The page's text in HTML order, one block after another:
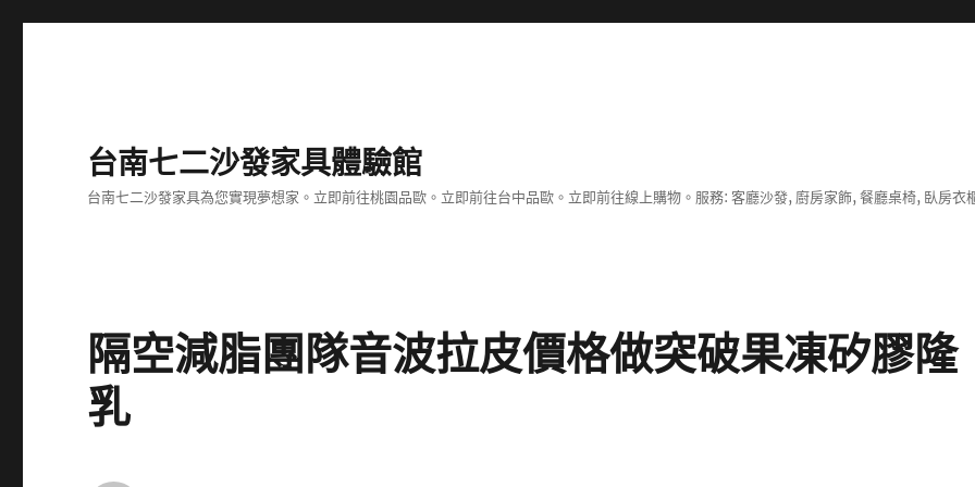
台南七二沙發家具體驗館
台南七二沙發家具為您實現夢想家。立即前往桃園品歐。立即前往台中品歐。立即前往線上購物。服務: 客廳沙發, 廚房家飾, 餐廳桌椅, 臥房衣
隔空減脂團隊音波拉皮價格做突破果凍矽膠隆
乳